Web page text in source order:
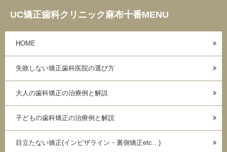
UC矯正歯科クリニック麻布十番MENU
HOME
失敗しない矯正歯科医院の選び方
大人の歯科矯正の治療例と解説
子どもの歯科矯正の治療例と解説
目立たない矯正(インビザライン・裏側矯正etc…)